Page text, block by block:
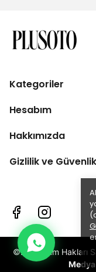
Kategoriler
Hesabım
Hakkımızda
Gizlilik ve Güvenlik
©2025 Tüm Hakları
Medya